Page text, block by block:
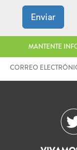
Enviar
MANTENTE